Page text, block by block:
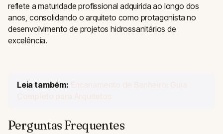
reflete a maturidade profissional adquirida ao longo dos
anos, consolidando o arquiteto como protagonista no
desenvolvimento de projetos hidrossanitários de
excelência.
Leia também:
Perguntas Frequentes